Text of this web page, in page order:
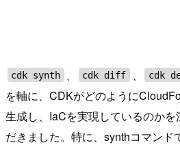
cdk synth cdk diff cdk
を軸に、CDKがどのように
生成し、IaCを実現しているのか
だきました。特に、synthコマンド